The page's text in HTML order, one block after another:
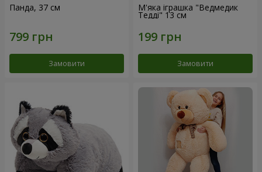
Панда, 37 см
Замовити
М'яка іграшка "Ведмедик
Тедді" 13 см
Замовити